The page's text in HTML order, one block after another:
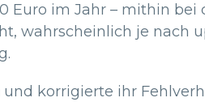
im Jahr – mithin bei
wahrscheinlich je nach
korrigierte ihr